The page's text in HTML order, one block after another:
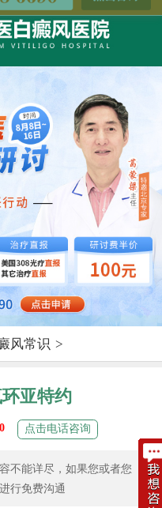
风常识 >
亚特约
点击电话咨询
不能详尽，如果您或者您
进行免费沟通